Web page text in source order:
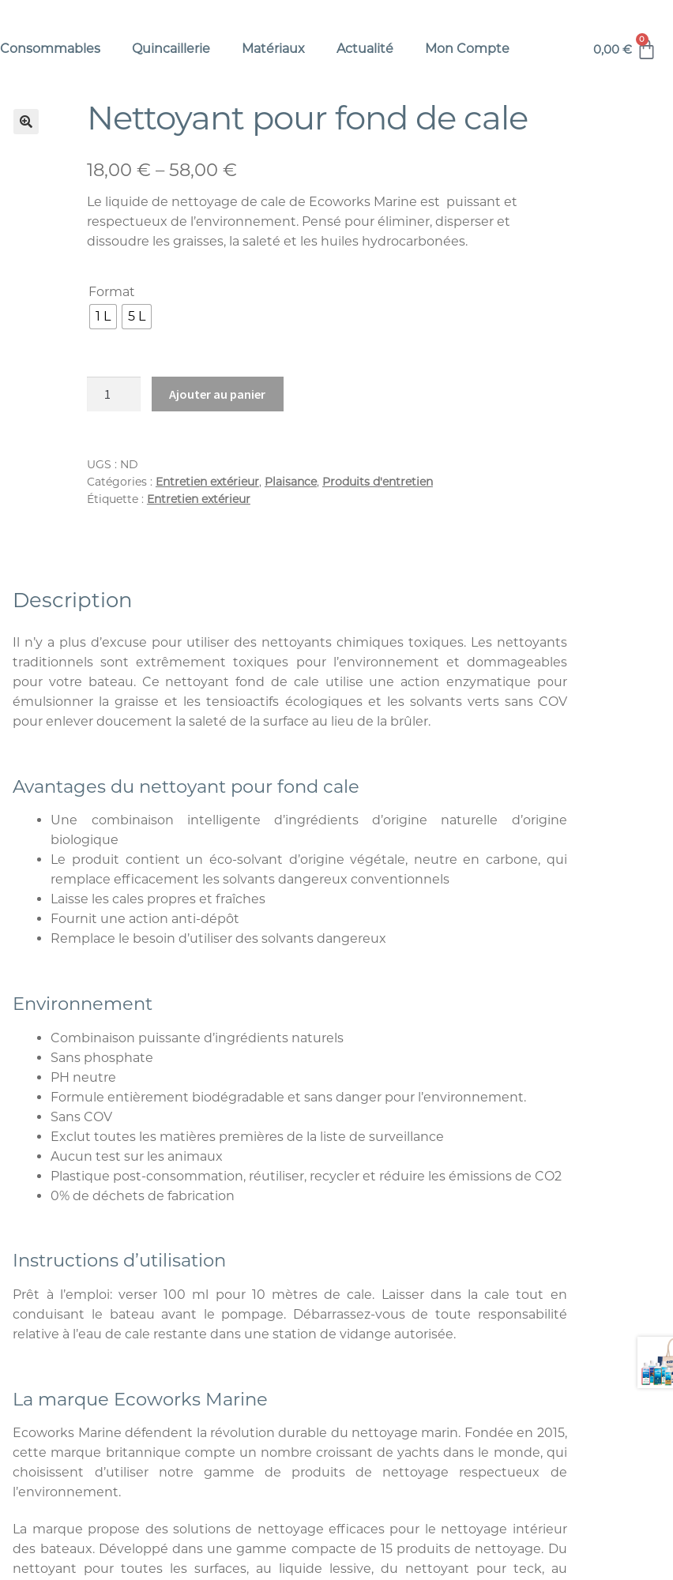
Consommables Quincaillerie Matériaux Actualité Mon Compte 0,00€
0
Nettoyant pour fond de cale
18,00 € –58,00 €
Le liquide de nettoyage de cale de Ecoworks Marine est puissant et
respectueux de l’environnement. Pensé pour éliminer, disperser et
dissoudre les graisses, la saleté et les huiles hydrocarbonées.
Format
1 L
5 L
Ajouter au panier
UGS : ND
Catégories : Entretien extérieur, Plaisance, Produits d'entretien
Étiquette : Entretien extérieur
Description
Il n’y a plus d’excuse pour utiliser des nettoyants chimiques toxiques. Les nettoyants
traditionnels sont extrêmement toxiques pour l’environnement et dommageables
pour votre bateau. Ce nettoyant fond de cale utilise une action enzymatique pour
émulsionner la graisse et les tensioactifs écologiques et les solvants verts sans COV
pour enlever doucement la saleté de la surface au lieu de la brûler.
Avantages du nettoyant pour fond cale
Une combinaison intelligente d’ingrédients d’origine naturelle d’origine
biologique
Le produit contient un éco-solvant d’origine végétale, neutre en carbone, qui
remplace efficacement les solvants dangereux conventionnels
Laisse les cales propres et fraîches
Fournit une action anti-dépôt
Remplace le besoin d’utiliser des solvants dangereux
Environnement
Combinaison puissante d’ingrédients naturels
Sans phosphate
PH neutre
Formule entièrement biodégradable et sans danger pour l’environnement.
Sans COV
Exclut toutes les matières premières de la liste de surveillance
Aucun test sur les animaux
Plastique post-consommation, réutiliser, recycler et réduire les émissions de CO2
0% de déchets de fabrication
Instructions d’utilisation
Prêt à l’emploi: verser 100 ml pour 10 mètres de cale. Laisser dans la cale tout en
conduisant le bateau avant le pompage. Débarrassez-vous de toute responsabilité
relative à l’eau de cale restante dans une station de vidange autorisée.
La marque Ecoworks Marine
Ecoworks Marine défendent la révolution durable du nettoyage marin. Fondée en 2015,
cette marque britannique compte un nombre croissant de yachts dans le monde, qui
choisissent d’utiliser notre gamme de produits de nettoyage respectueux de
l’environnement.
La marque propose des solutions de nettoyage efficaces pour le nettoyage intérieur
des bateaux. Développé dans une gamme compacte de 15 produits de nettoyage. Du
nettoyant pour toutes les surfaces, au liquide lessive, du nettoyant pour teck, au